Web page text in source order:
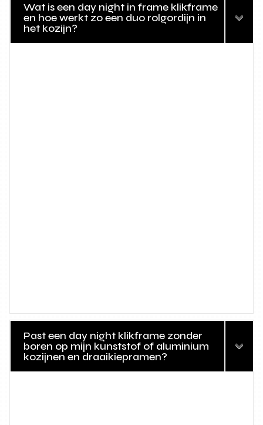
Wat is een day night in frame klikframe
en hoe werkt zo een duo rolgordijn in
het kozijn?
Past een day night klikframe zonder
boren op mijn kunststof of aluminium
kozijnen en draaikiepramen?